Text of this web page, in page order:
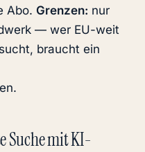
Abo. Grenzen: nur
— wer EU-weit
braucht ein
Suche mit KI-